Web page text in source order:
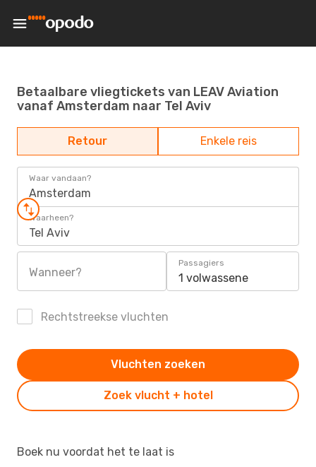
Betaalbare vliegtickets van LEAV Aviation
vanaf Amsterdam naar Tel Aviv
Retour Enkele reis
Waar vandaan?
Amsterdam
Waarheen?
Tel Aviv
Wanneer?
Passagiers
1 volwassene
Rechtstreekse vluchten
Zoek vlucht + hotel
Vluchten zoeken
Boek nu voordat het te laat is